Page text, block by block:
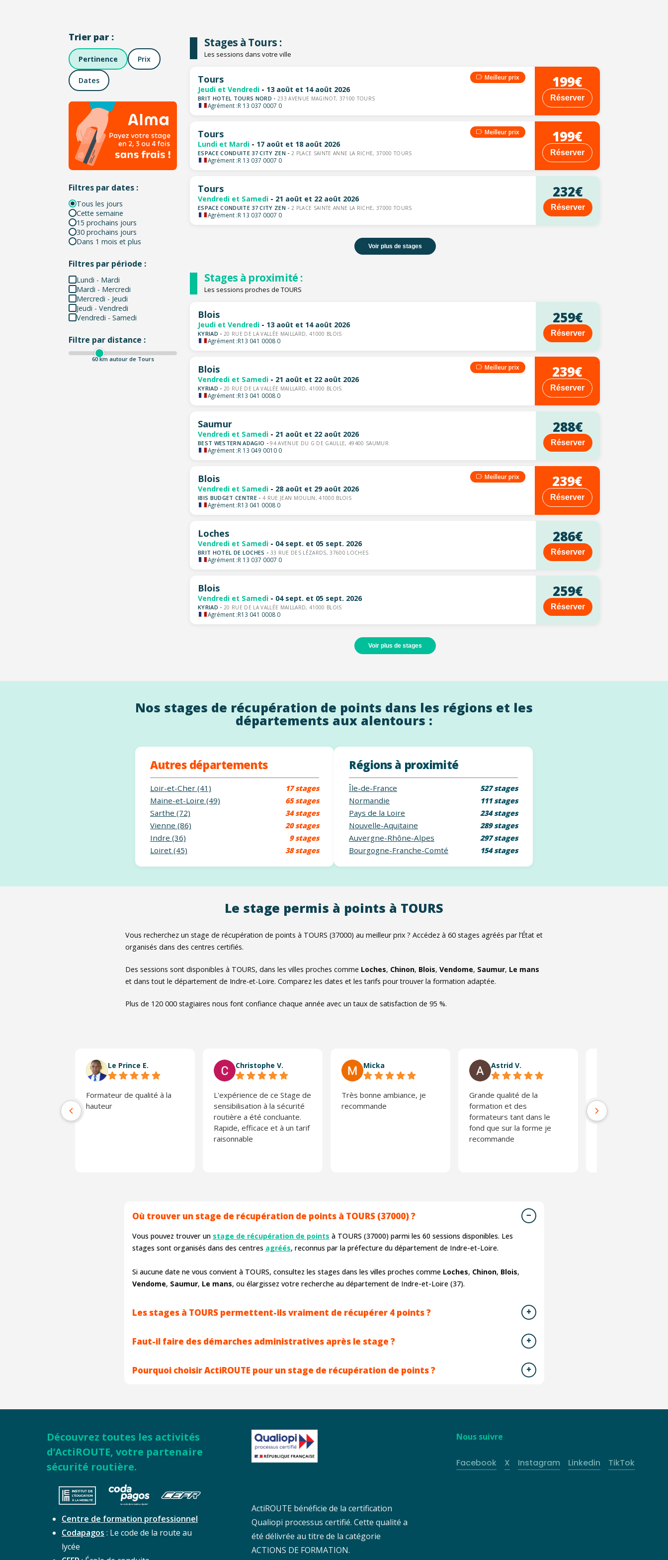
Trier par :
Pertinence Prix
Dates
Filtres par dates :
Tous les jours
Cette semaine
15 prochains jours
30 prochains jours
Dans 1 mois et plus
Filtres par période :
Lundi - Mardi
Mardi - Mercredi
Mercredi - Jeudi
Jeudi - Vendredi
Vendredi - Samedi
Filtre par distance :
60km autour de Tours
Stages à Tours :
Les sessions dans votre ville
Tours
Jeudi et Vendredi - 13 août et 14 août 2026
BRIT HOTEL TOURS NORD - 233 AVENUE MAGINOT, 37100 TOURS
Agrément :R 13 037 0007 0
Meilleur prix 199€
Réserver
Tours
Lundi et Mardi - 17 août et 18 août 2026
ESPACE CONDUITE 37 CITY ZEN - 2 PLACE SAINTE ANNE LA RICHE, 37000 TOURS
Agrément :R 13 037 0007 0
Meilleur prix 199€
Réserver
Tours
Vendredi et Samedi - 21 août et 22 août 2026
ESPACE CONDUITE 37 CITY ZEN - 2 PLACE SAINTE ANNE LA RICHE, 37000 TOURS
Agrément :R 13 037 0007 0
232€
Réserver
Voir plus de stages
Stages à proximité :
Les sessions proches de TOURS
Blois
Jeudi et Vendredi - 13 août et 14 août 2026
KYRIAD - 20 RUE DE LA VALLÉE MAILLARD, 41000 BLOIS
Agrément :R13 041 0008 0
259€
Réserver
Blois
Vendredi et Samedi - 21 août et 22 août 2026
KYRIAD - 20 RUE DE LA VALLÉE MAILLARD, 41000 BLOIS
Agrément :R13 041 0008 0
Meilleur prix 239€
Réserver
Saumur
Vendredi et Samedi - 21 août et 22 août 2026
BEST WESTERN ADAGIO -94 AVENUE DU G DE GAULLE, 49400 SAUMUR
Agrément :R 13 049 0010 0
288€
Réserver
Blois
Vendredi et Samedi - 28 août et 29 août 2026
IBIS BUDGET CENTRE - 4 RUE JEAN MOULIN, 41000 BLOIS
Agrément :R13 041 0008 0
Meilleur prix 239€
Réserver
Loches
Vendredi et Samedi - 04 sept. et 05 sept. 2026
BRIT HOTEL DE LOCHES - 33 RUE DES LÉZARDS, 37600 LOCHES
Agrément :R 13 037 0007 0
286€
Réserver
Blois
Vendredi et Samedi - 04 sept. et 05 sept. 2026
KYRIAD - 20 RUE DE LA VALLÉE MAILLARD, 41000 BLOIS
Agrément :R13 041 0008 0
259€
Réserver
Voir plus de stages
Nos stages de récupération de points dans les régions et les
départements aux alentours :
Autres départements
Loir-et-Cher (41) 17 stages
Maine-et-Loire (49) 65 stages
Sarthe (72) 34 stages
Vienne (86) 20 stages
Indre (36) 9 stages
Loiret (45) 38 stages
Régions à proximité
Île-de-France 527 stages
Normandie 111 stages
Pays de la Loire 234 stages
Nouvelle-Aquitaine 289 stages
Auvergne-Rhône-Alpes 297 stages
Bourgogne-Franche-Comté 154 stages
Le stage permis à points à TOURS
Vous recherchez un stage de récupération de points à TOURS (37000) au meilleur prix ? Accédez à 60 stages agréés par l’État et
organisés dans des centres certifiés.
Des sessions sont disponibles à TOURS, dans les villes proches comme Loches, Chinon, Blois, Vendome, Saumur, Le mans
et dans tout le département de Indre-et-Loire. Comparez les dates et les tarifs pour trouver la formation adaptée.
Plus de 120 000 stagiaires nous font confiance chaque année avec un taux de satisfaction de 95 %.
Le Prince E.
Formateur de qualité à la
hauteur
Christophe V.
L'expérience de ce Stage de
sensibilisation à la sécurité
routière a été concluante.
Rapide, efficace et à un tarif
raisonnable
Micka
Très bonne ambiance, je
recommande
Astrid V.
Grande qualité de la
formation et des
formateurs tant dans le
fond que sur la forme je
recommande
Aurélien et
des super
Où trouver un stage de récupération de points à TOURS (37000) ?
Vous pouvez trouver un stage de récupération de points à TOURS (37000) parmi les 60sessions disponibles. Les
stages sont organisés dans des centres agréés, reconnus par la préfecture du département de Indre-et-Loire.
Si aucune date ne vous convient à TOURS, consultez les stages dans les villes proches comme Loches, Chinon, Blois,
Vendome, Saumur, Le mans, ou élargissez votre recherche au département de Indre-et-Loire (37).
Les stages à TOURS permettent-ils vraiment de récupérer 4 points ?
Faut-il faire des démarches administratives après le stage ?
Pourquoi choisir ActiROUTE pour un stage de récupération de points ?
Découvrez toutes les activités
d’ActiROUTE, votre partenaire
sécurité routière.
Centre de formation professionnel
Codapagos : Le code de la route au
lycée
ActiROUTE bénéficie de la certification
Qualiopi processus certifié. Cette qualité a
été délivrée au titre de la catégorie
ACTIONS DE FORMATION.
Nous suivre
Facebook X Instagram Linkedin TikTok